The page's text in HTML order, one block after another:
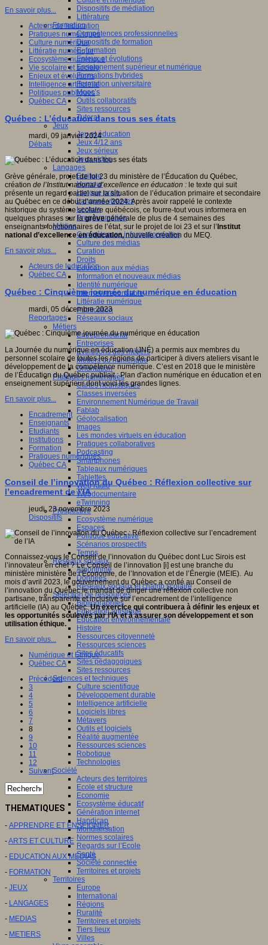
Dispositifs de médiation
Littérature
Formation
Compétences professionnelles
Dispositifs de formation
E- formation
Enjeux et évolutions
Enseignement supérieur et numérique
Formations hybrides
Formation universitaire
Mooc’s
Outils collaboratifs
Sites ressources
Tutorat
Jeux
Jeu et éducation
Jeux 4/12 ans
Jeux sérieux
Jeux vidéo
Langages
Ecriture
Humour
Langue orale
Langues vivantes
Lecture
Programmation
Médias
Compétences informationnelles
Culture des médias
Curation
Droits
Education aux médias
Information et nouveaux médias
Identité numérique
Internet responsable
Littératie numérique
Publication
Réseaux sociaux
Métiers
Entrepreneuriat
Entreprises
Evolutions des métiers
Métiers du numérique
Orientation
Pratiques numériques
Cartes heuristiques
Classes inversées
Environnement Numérique de Travail
Fablab
Géolocalisation
Images
Les mondes virtuels en éducation
Pratiques collaboratives
Podcasting
Smartphones
Tableaux numériques
Tablettes
Web radio
Webdocumentaire
eTwinning
Prospective
Ecosystème numérique
Espaces
Politique éducative
Scénarios prospectifs
Temps
Réseaux sociaux
Algorithme
Données
Réseaux sociaux et champ scolaire
Sélection de ressources
Bibliographies
Education artistique
Education environnementale
Histoire
Ressources citoyenneté
Ressources sciences
Sites éducatifs
Sites pédagogiques
Sites ressources
Sciences et techniques
Culture scientifique
Développement durable
Intelligence artificielle
Logiciels libres
Métavers
Outils et logiciels
Réalité augmentée
Ressources sciences
Robotique
Technologies
Société
Acteurs des territoires
Ecole et structure
Economie
Ecosystème éducatif
Génération internet
Handicap
Mondialisation
Normes scolaires
Regards sur l’Ecole
Santé
Société connectée
Territoires et projets
Territoires
Europe
International
Régions
Ruralité
Territoires et projets
Tiers lieux
Villes
En savoir plus...
Acteurs de leducation
Pratiques numériques
Culture numérique
Littératie numérique
Ecosystème numérique
Vie scolaire et sociale
Enjeux et évolutions
Intelligence artificielle
Politiques publiques
Québec CA
Québec : L’éducation dans tous ses états
mardi, 09 janvier 2024
Débats
Grève générale, projet de loi 23 du ministère de l’Éducation du Québec,
création de l’Institut national d’excellence en éducation : le texte qui suit
présente un regard partiel sur la situation de l’éducation primaire et secondaire
au Québec en ce début d’année 2024. Après avoir rappelé le contexte
historique du système scolaire québécois, ce fourre-tout vous informera en
quelques phrases sur lagrèvegénérale de plus de 4 semaines des
enseignants fonctionnaires de l’état, sur le projet de loi 23 et sur l’ Institut
national d’excellence en éducation,nouvelle création du MEQ.
En savoir plus...
Acteurs de leducation
Québec CA
Québec : Cinquième journée du numérique en éducation
mardi, 05 décembre 2023
Reportages
La Journée du numérique en éducation (JNÉ) a permis aux membres du
personnel scolaire de toutes les régions de participer à divers ateliers visant le
développement de la compétence numérique. C’est en 2018 que le ministère
de l’Éducation du Québec publiait : Plan d'action numérique en éducation et en
enseignement supérieur dont voici les grandes lignes.
En savoir plus...
Encadrement
Enseignants
Etudiants
Institutions
Formation
Pratiques numériques
Québec CA
Conseil de l’innovation du Québec : Réflexion collective sur
l’encadrement de l’IA
jeudi, 23 novembre 2023
Dispositifs
Connaissez-vous le Conseil de l’innovation du Québec dont Luc Sirois est
l’innovateur en chef ? Le Conseil de l’innovation [i] est une branche du
ministère ministère de l’Économie, de l’Innovation et de l’Énergie (MEIE). Au
mois d’avril 2023, le gouvernement du Québec a confié au Conseil de
l’innovation du Québec le mandat de diriger une réflexion collective non
partisane, transparente et inclusive sur l’encadrement de l’intelligence
artificielle (IA) au Québec.Un exercice qui contribuera à définir les enjeux et
les opportunités soulevés par l’IA et à assurer son développement et son
utilisation éthique.
En savoir plus...
Numérique et Ethique
Québec CA
Précédent
3
4
5
6
7
8
9
10
11
12
Suivant
THEMATIQUES
- APPRENDRE ET ENSEIGNER
-ARTS ET CULTURE
- EDUCATION AUX MEDIAS
- FORMATION
- JEUX
- LANGAGES
- MEDIAS
- METIERS